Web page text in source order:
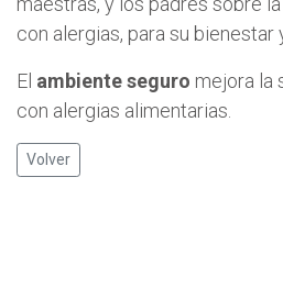
con alergias, para su bienestar
El ambiente seguro mejora la
con alergias alimentarias.
Volver